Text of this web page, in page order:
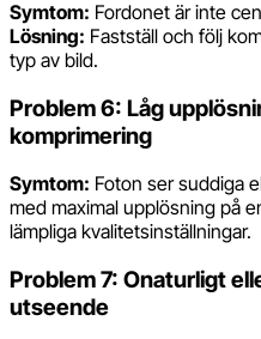
Symtom: Fordonet är inte
Lösning: Fastställ och följ
typ av bild.
Problem 6: Låg
komprimering
Symtom: Foton ser suddiga
med maximal upplösning på
lämpliga kvalitetsinställningar.
Problem 7: Onaturligt
utseende